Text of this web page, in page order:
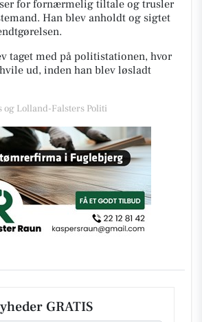
for fornærmelig tiltale og trusler
Han blev anholdt og sigtet
taget med på politistationen, hvor
ud, inden han blev løsladt
Lolland-Falsters Politi
GRATIS